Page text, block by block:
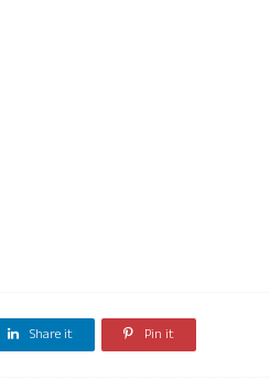
Share it Pin it